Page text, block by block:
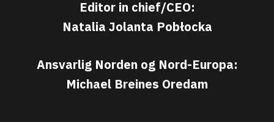
Editor in chief/CEO:
Natalia Jolanta Pobłocka
Ansvarlig Norden og Nord-Europa:
Michael Breines Oredam